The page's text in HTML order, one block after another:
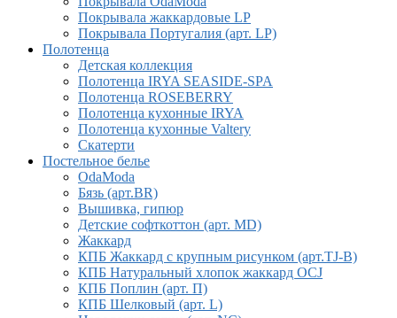
Покрывала жаккардовые LP
Покрывала Португалия (арт. LP)
Полотенца
Детская коллекция
Полотенца IRYA SEASIDE-SPA
Полотенца ROSEBERRY
Полотенца кухонные IRYA
Полотенца кухонные Valtery
Скатерти
Постельное белье
OdaModa
Бязь (арт.BR)
Вышивка, гипюр
Детские софткоттон (арт. MD)
Жаккард
КПБ Жаккард с крупным рисунком (арт.TJ-B)
КПБ Натуральный хлопок жаккард OCJ
КПБ Поплин (арт. П)
КПБ Шелковый (арт. L)